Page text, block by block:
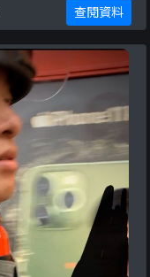
查閱資料